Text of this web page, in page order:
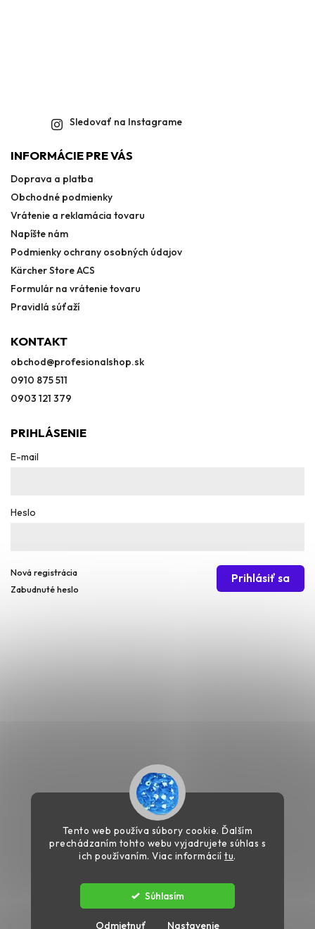
Tento web používa súbory cookie. Ďalším
prechádzaním tohto webu vyjadrujete súhlas s
ich používaním. Viac informáciítu.
Súhlasím
Nastavenie
Odmietnuť
Sledovať na Instagrame
INFORMÁCIE PRE VÁS
Doprava a platba
Obchodné podmienky
Vrátenie a reklamácia tovaru
Napíšte nám
Podmienky ochrany osobných údajov
Kärcher Store ACS
Formulár na vrátenie tovaru
Pravidlá súťaží
KONTAKT
obchod@profesionalshop.sk
0910 875 511
0903 121 379
PRIHLÁSENIE
E-mail
Heslo
Prihlásiť sa
Nová registrácia
Zabudnuté heslo
VytvořilShoptet | DesignShoptak.cz